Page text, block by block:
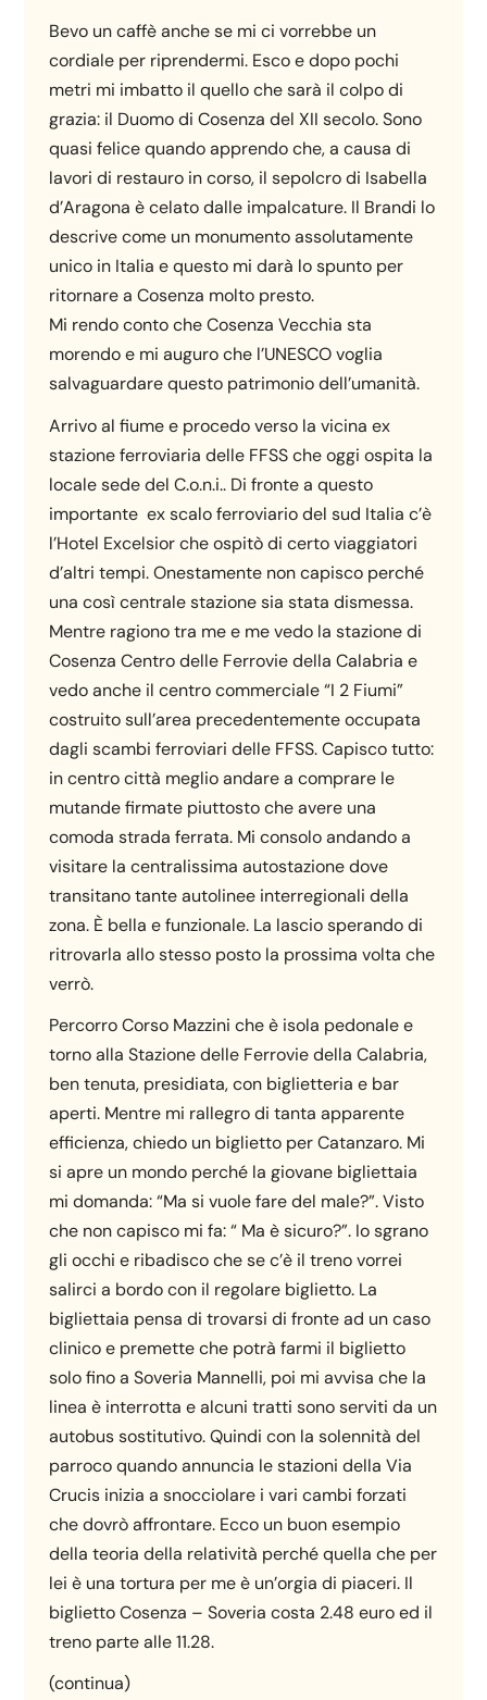
Bevo un caffè anche se mi ci vorrebbe un
cordiale per riprendermi. Esco e dopo pochi
metri mi imbatto il quello che sarà il colpo di
grazia: il Duomo di Cosenza del XII secolo. Sono
quasi felice quando apprendo che, a causa di
lavori di restauro in corso, il sepolcro di Isabella
d’Aragona è celato dalle impalcature. Il Brandi lo
descrive come un monumento assolutamente
unico in Italia e questo mi darà lo spunto per
ritornare a Cosenza molto presto.
Mi rendo conto che Cosenza Vecchia sta
morendo e mi auguro che l’UNESCO voglia
salvaguardare questo patrimonio dell’umanità.
Arrivo al fiume e procedo verso la vicina ex
stazione ferroviaria delle FFSS che oggi ospita la
locale sede del C.o.n.i.. Di fronte a questo
importante ex scalo ferroviario del sud Italia c’è
l’Hotel Excelsior che ospitò di certo viaggiatori
d’altri tempi. Onestamente non capisco perché
una così centrale stazione sia stata dismessa.
Mentre ragiono tra me e me vedo la stazione di
Cosenza Centro delle Ferrovie della Calabria e
vedo anche il centro commerciale “I 2 Fiumi”
costruito sull’area precedentemente occupata
dagli scambi ferroviari delle FFSS. Capisco tutto:
in centro città meglio andare a comprare le
mutande firmate piuttosto che avere una
comoda strada ferrata. Mi consolo andando a
visitare la centralissima autostazione dove
transitano tante autolinee interregionali della
zona. È bella e funzionale. La lascio sperando di
ritrovarla allo stesso posto la prossima volta che
verrò.
Percorro Corso Mazzini che è isola pedonale e
torno alla Stazione delle Ferrovie della Calabria,
ben tenuta, presidiata, con biglietteria e bar
aperti. Mentre mi rallegro di tanta apparente
efficienza, chiedo un biglietto per Catanzaro. Mi
si apre un mondo perché la giovane bigliettaia
mi domanda: “Ma si vuole fare del male?”. Visto
che non capisco mi fa: “ Ma è sicuro?”. Io sgrano
gli occhi e ribadisco che se c’è il treno vorrei
salirci a bordo con il regolare biglietto. La
bigliettaia pensa di trovarsi di fronte ad un caso
clinico e premette che potrà farmi il biglietto
solo fino a Soveria Mannelli, poi mi avvisa che la
linea è interrotta e alcuni tratti sono serviti da un
autobus sostitutivo. Quindi con la solennità del
parroco quando annuncia le stazioni della Via
Crucis inizia a snocciolare i vari cambi forzati
che dovrò affrontare. Ecco un buon esempio
della teoria della relatività perché quella che per
lei è una tortura per me è un’orgia di piaceri. Il
biglietto Cosenza – Soveria costa 2.48 euro ed il
treno parte alle 11.28.
(continua)